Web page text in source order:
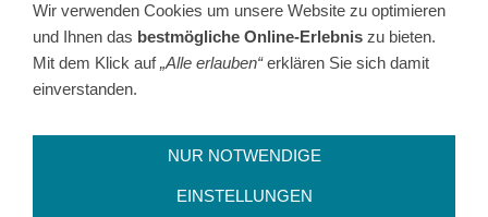
AGB
Impressum
Datenschutz
Widerrufsbelehrung
Widerruf erfolgreich
Unser Ladengeschäft in Tirschenreuth
Wir verwenden Cookies um unsere Website zu optimieren
und Ihnen das bestmögliche Online-Erlebnis zu bieten.
Mit dem Klick auf„Alle erlauben“erklären Sie sich damit
einverstanden.
NUR NOTWENDIGE
EINSTELLUNGEN